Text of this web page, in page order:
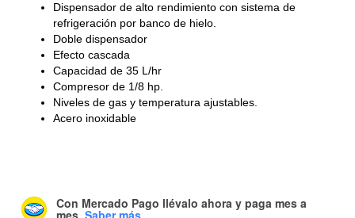
Dispensador de alto rendimiento con sistema de
refrigeración por banco de hielo.
Doble dispensador
Efecto cascada
Capacidad de 35 L/hr
Compresor de 1/8 hp.
Niveles de gas y temperatura ajustables.
Acero inoxidable
Con Mercado Pago llévalo ahora y paga mes a